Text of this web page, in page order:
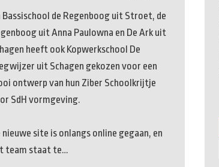
Bassischool de Regenboog uit Stroet, de
uit Anna Paulowna en De Ark uit
heeft ook Kopwerkschool De
uit Schagen gekozen voor een
ontwerp van hun Ziber Schoolkrijtje
SdH vormgeving.
nieuwe site is onlangs online gegaan, en
team staat te…